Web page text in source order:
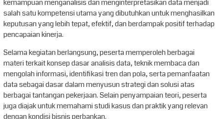
kemampuan menganalisis dan menginterpretasikan data menjadi
salah satu kompetensi utama yang dibutuhkan untuk menghasilkan
keputusan yang lebih tepat, efektif, dan berdampak positif terhadap
pencapaian kinerja.
Selama kegiatan berlangsung, peserta memperoleh berbagai
materi terkait konsep dasar analisis data, teknik membaca dan
mengolah informasi, identifikasi tren dan pola, serta pemanfaatan
data sebagai dasar dalam menyusun strategi dan solusi atas
berbagai tantangan pekerjaan. Selain penyampaian teori, peserta
juga diajak untuk memahami studi kasus dan praktik yang relevan
dengan kondisi bisnis perbankan.